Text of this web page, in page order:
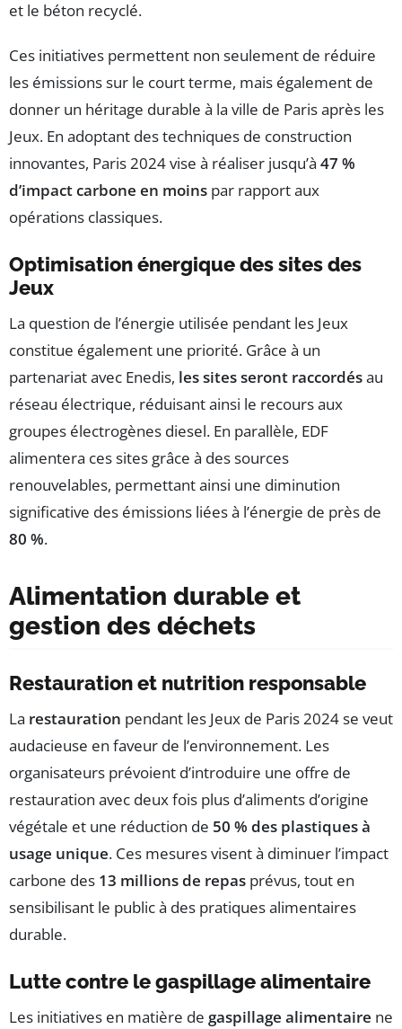
et le béton recyclé.
Ces initiatives permettent non seulement de réduire
les émissions sur le court terme, mais également de
donner un héritage durable à la ville de Paris après les
Jeux. En adoptant des techniques de construction
innovantes, Paris 2024 vise à réaliser jusqu’à 47 %
d’impact carbone en moins par rapport aux
opérations classiques.
Optimisation énergique des sites des
Jeux
La question de l’énergie utilisée pendant les Jeux
constitue également une priorité. Grâce à un
partenariat avec Enedis, les sites seront raccordésau
réseau électrique, réduisant ainsi le recours aux
groupes électrogènes diesel. En parallèle, EDF
alimentera ces sites grâce à des sources
renouvelables, permettant ainsi une diminution
significative des émissions liées à l’énergie de près de
80 %.
Alimentation durable et
gestion des déchets
Restauration et nutrition responsable
La restauration pendant les Jeux de Paris 2024 se veut
audacieuse en faveur de l’environnement. Les
organisateurs prévoient d’introduire une offre de
restauration avec deux fois plus d’aliments d’origine
végétale et une réduction de 50 % des plastiques à
usage unique. Ces mesures visent à diminuer l’impact
carbone des 13 millions de repas prévus, tout en
sensibilisant le public à des pratiques alimentaires
durable.
Lutte contre le gaspillage alimentaire
Les initiatives en matière de gaspillage alimentaire ne